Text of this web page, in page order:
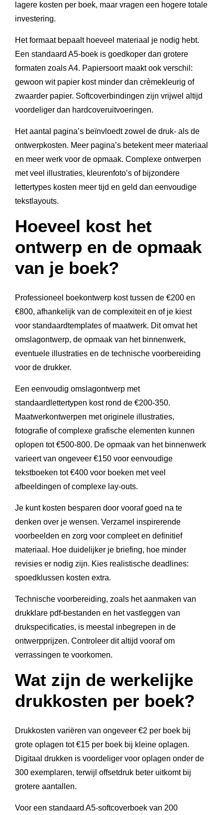
lagere kosten per boek, maar vragen een hogere totale
investering.
Het formaat bepaalt hoeveel materiaal je nodig hebt.
Een standaard A5-boek is goedkoper dan grotere
formaten zoals A4. Papiersoort maakt ook verschil:
gewoon wit papier kost minder dan crèmekleurig of
zwaarder papier. Softcoverbindingen zijn vrijwel altijd
voordeliger dan hardcoveruitvoeringen.
Het aantal pagina’s beïnvloedt zowel de druk- als de
ontwerpkosten. Meer pagina’s betekent meer materiaal
en meer werk voor de opmaak. Complexe ontwerpen
met veel illustraties, kleurenfoto’s of bijzondere
lettertypes kosten meer tijd en geld dan eenvoudige
tekstlayouts.
Hoeveel kost het
ontwerp en de opmaak
van je boek?
Professioneel boekontwerp kost tussen de €200 en
€800, afhankelijk van de complexiteit en of je kiest
voor standaardtemplates of maatwerk. Dit omvat het
omslagontwerp, de opmaak van het binnenwerk,
eventuele illustraties en de technische voorbereiding
voor de drukker.
Een eenvoudig omslagontwerp met
standaardlettertypen kost rond de €200-350.
Maatwerkontwerpen met originele illustraties,
fotografie of complexe grafische elementen kunnen
oplopen tot €500-800. De opmaak van het binnenwerk
varieert van ongeveer €150 voor eenvoudige
tekstboeken tot €400 voor boeken met veel
afbeeldingen of complexe lay-outs.
Je kunt kosten besparen door vooraf goed na te
denken over je wensen. Verzamel inspirerende
voorbeelden en zorg voor compleet en definitief
materiaal. Hoe duidelijker je briefing, hoe minder
revisies er nodig zijn. Kies realistische deadlines:
spoedklussen kosten extra.
Technische voorbereiding, zoals het aanmaken van
drukklare pdf-bestanden en het vastleggen van
drukspecificaties, is meestal inbegrepen in de
ontwerpprijzen. Controleer dit altijd vooraf om
verrassingen te voorkomen.
Wat zijn de werkelijke
drukkosten per boek?
Drukkosten variëren van ongeveer €2 per boek bij
grote oplagen tot €15 per boek bij kleine oplagen.
Digitaal drukken is voordeliger voor oplagen onder de
300 exemplaren, terwijl offsetdruk beter uitkomt bij
grotere aantallen.
Voor een standaard A5-softcoverboek van 200